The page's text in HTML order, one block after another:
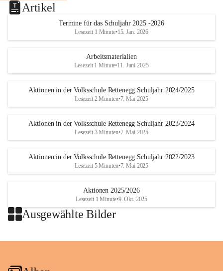
Artikel
Termine für das Schuljahr 2025 -2026
Lesezeit 1 Minute•15. Jan. 2026
Arbeitsmaterialien
Lesezeit 1 Minute•11. Juni 2025
Aktionen in der Volksschule Rettenegg Schuljahr 2024/2025
Lesezeit 2 Minuten•7. Mai 2025
Aktionen in der Volksschule Rettenegg Schuljahr 2023/2024
Lesezeit 3 Minuten•7. Mai 2025
Aktionen in der Volksschule Rettenegg Schuljahr 2022/2023
Lesezeit 5 Minuten•7. Mai 2025
Aktionen 2025/2026
Lesezeit 1 Minute•9. Okt. 2025
Ausgewählte Bilder